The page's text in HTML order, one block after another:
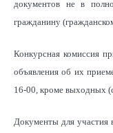
документов не в
гражданину
Конкурсная комиссия
объявления об их
16-00, кроме выходных
Документы для участия